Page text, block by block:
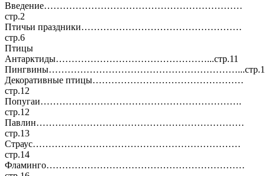
Введение………………………………………………………
стр.2
Птичьи праздники……………………………………………
стр.6
Птицы
Антарктиды…………………………………………...стр.11
Декоративные птицы…………………………………………
стр.12
Попугаи……………………………………………………….
стр.12
Павлин…………………………………………………………
стр.13
Страус…………………………………………………………
стр.14
Фламинго………………………………………………………